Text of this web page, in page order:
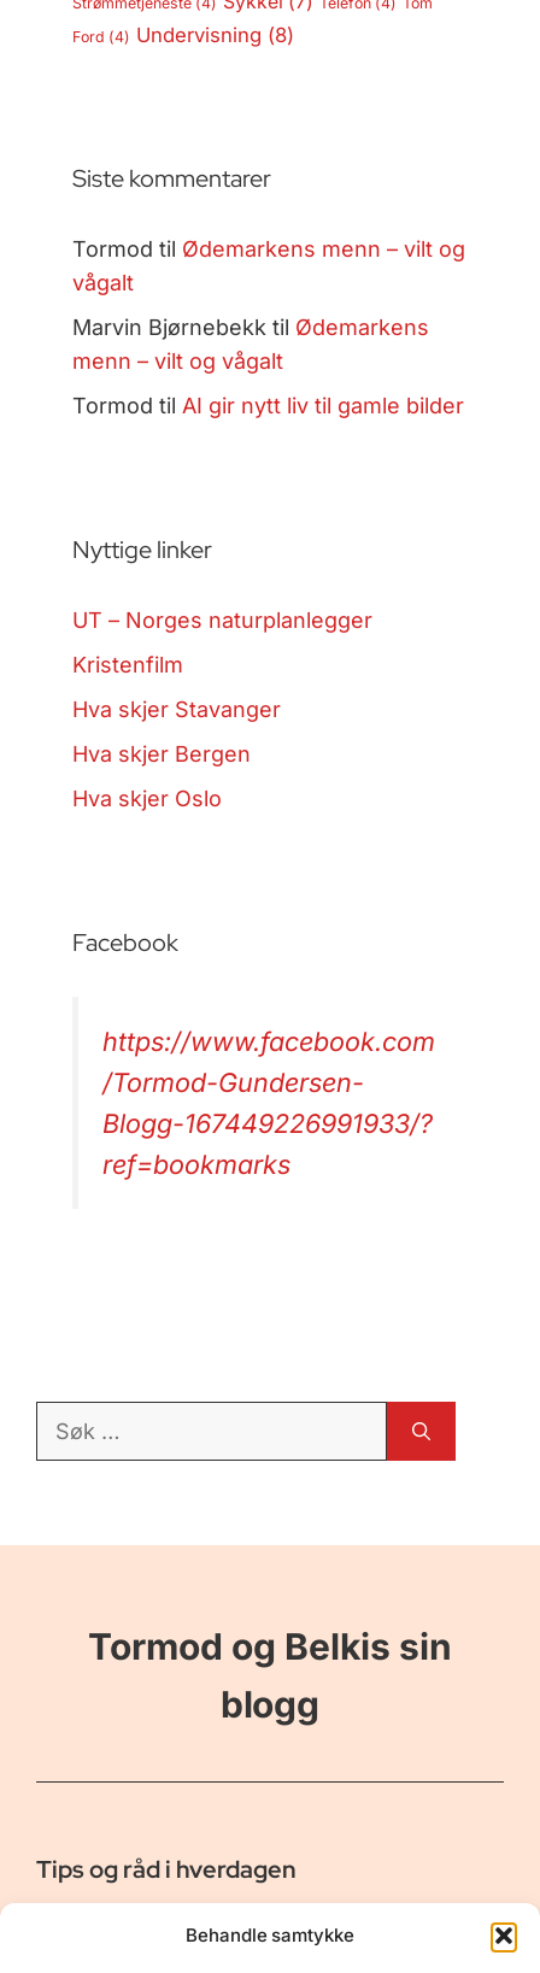
Behandle samtykke
Ford (4) Undervisning (8)
Siste kommentarer
Tormod til Ødemarkens menn – vilt og
vågalt
Marvin Bjørnebekktil Ødemarkens
menn – vilt og vågalt
Tormod til AI gir nytt liv til gamle bilder
Nyttige linker
UT – Norges naturplanlegger
Kristenfilm
Hva skjer Stavanger
Hva skjer Bergen
Hva skjer Oslo
Facebook
https://www.facebook.com
/Tormod-Gundersen-
Blogg-167449226991933/?
ref=bookmarks
Søk
Tormod og Belkis sin
blogg
Tips og råd i hverdagen
Er vår bloggside hvor vi ønsker å dele våre opplevelser og
gi deg råd og tips innen reiser, hotell - og restauranter,